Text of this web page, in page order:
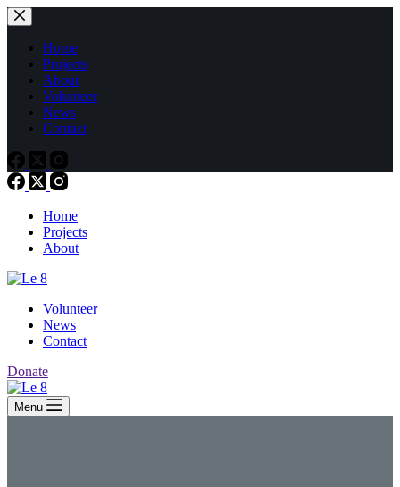
Passer
au
contenuHome
Projects
About
Volunteer
News
Contact
Home
Projects
About
Volunteer
News
Contact
Donate
Menu